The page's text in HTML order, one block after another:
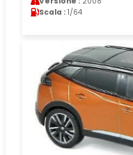
Scala : 1/64